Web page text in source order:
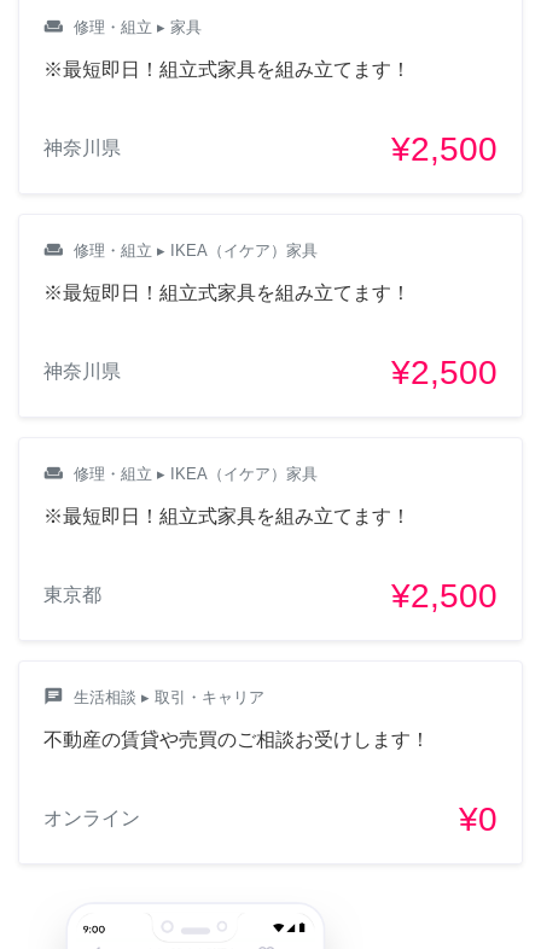
weekend 修理・組立 ▸ 家具
※最短即日！組立式家具を組み立てます！
神奈川県 ¥2,500
weekend 修理・組立 ▸ IKEA（イケア）家具
※最短即日！組立式家具を組み立てます！
神奈川県 ¥2,500
weekend 修理・組立 ▸ IKEA（イケア）家具
※最短即日！組立式家具を組み立てます！
東京都 ¥2,500
chat 生活相談 ▸ 取引・キャリア
不動産の賃貸や売買のご相談お受けします！
オンライン ¥0